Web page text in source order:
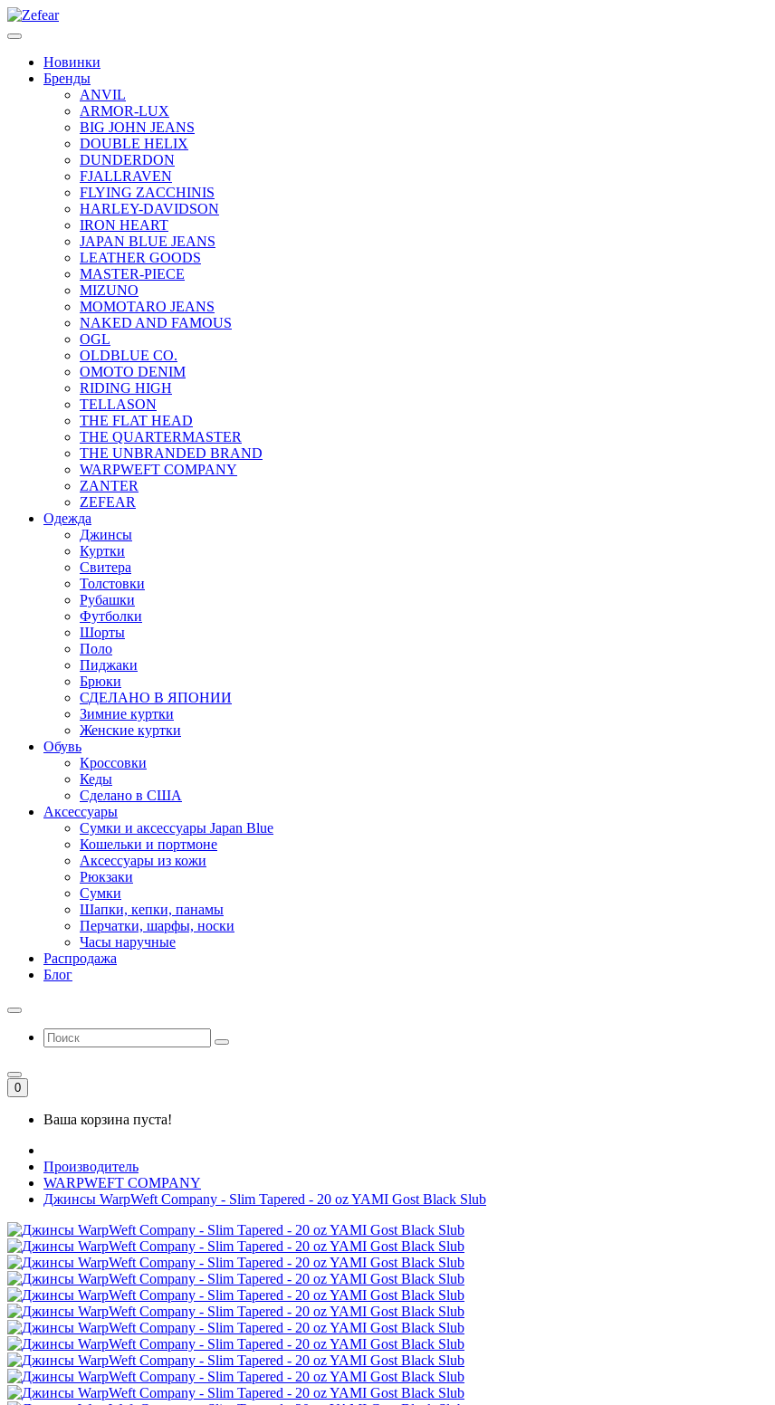
Новинки
Бренды
ANVIL
ARMOR-LUX
BIG JOHN JEANS
DOUBLE HELIX
DUNDERDON
FJALLRAVEN
FLYING ZACCHINIS
HARLEY-DAVIDSON
IRON HEART
JAPAN BLUE JEANS
LEATHER GOODS
MASTER-PIECE
MIZUNO
MOMOTARO JEANS
NAKED AND FAMOUS
OGL
OLDBLUE CO.
OMOTO DENIM
RIDING HIGH
TELLASON
THE FLAT HEAD
THE QUARTERMASTER
THE UNBRANDED BRAND
WARPWEFT COMPANY
ZANTER
ZEFEAR
Одежда
Джинсы
Куртки
Свитера
Толстовки
Рубашки
Футболки
Шорты
Поло
Пиджаки
Брюки
СДЕЛАНО В ЯПОНИИ
Зимние куртки
Женские куртки
Обувь
Кроссовки
Кеды
Сделано в США
Аксессуары
Сумки и аксессуары Japan Blue
Кошельки и портмоне
Аксессуары из кожи
Рюкзаки
Сумки
Шапки, кепки, панамы
Перчатки, шарфы, носки
Часы наручные
Распродажа
Блог
0
Ваша корзина пуста!
Производитель
WARPWEFT COMPANY
Джинсы WarpWeft Company - Slim Tapered - 20 oz YAMI Gost Black Slub